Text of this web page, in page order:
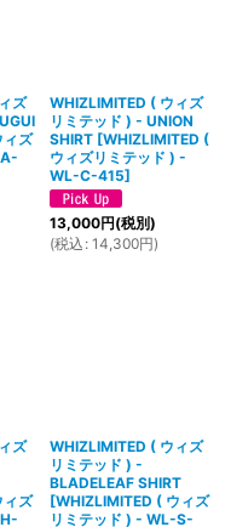
ズ
ズ
WHIZLIMITED ( ウィズ
リミテッド ) - UNION
SHIRT [WHIZLIMITED (
ウィズリミテッド ) -
WL-C-415]
13,000円(税別)
(税込 : 14,300円)
ズ
ズ
WHIZLIMITED ( ウィズ
リミテッド ) -
BLADELEAF SHIRT
[WHIZLIMITED ( ウィズ
リミテッド ) - WL-S-